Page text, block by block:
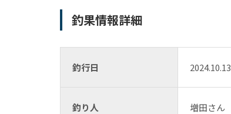
釣果情報詳細
釣行日 2024.10.13
釣り人 増田さん